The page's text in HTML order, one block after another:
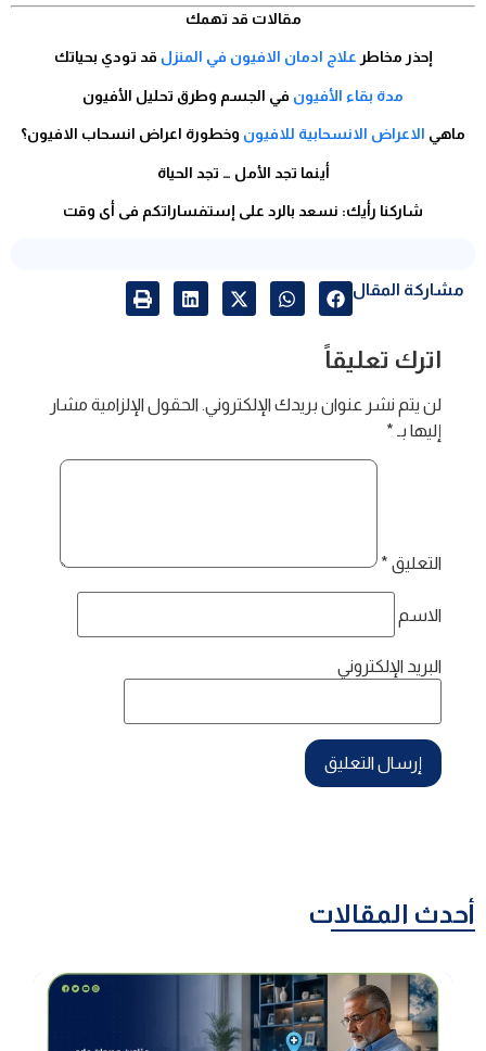
مقالات قد تهمك
إحذر مخاطر علاج ادمان الافيون في المنزل قد تودي بحياتك
مدة بقاء الأفيون في الجسم وطرق تحليل الأفيون
ماهي الاعراض الانسحابية للافيون وخطورة اعراض انسحاب الافيون؟
أينما تجد الأمل … تجد الحياة
شاركنا رأيك: نسعد بالرد على إستفساراتكم فى أى وقت
مشاركة المقال
اترك تعليقاً
لن يتم نشر عنوان بريدك الإلكتروني. الحقول الإلزامية مشار
إليها بـ *
التعليق *
الاسم
البريد الإلكتروني
أحدث المقالات